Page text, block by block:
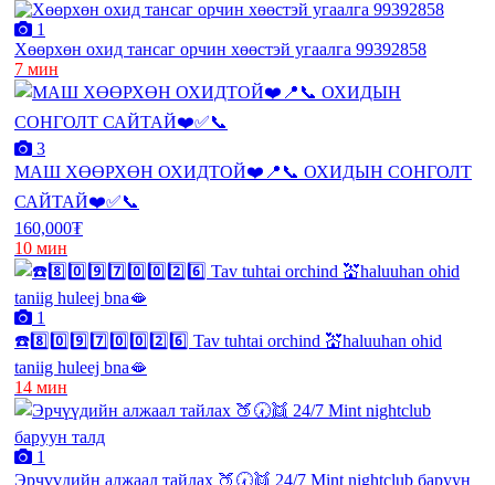
1
Хөөрхөн охид тансаг орчин хөөстэй угаалга 99392858
7 мин
3
МАШ ХӨӨРХӨН ОХИДТОЙ❤️📍📞 ОХИДЫН СОНГОЛТ
САЙТАЙ❤️✅📞
160,000₮
10 мин
1
☎️8️⃣0️⃣9️⃣7️⃣0️⃣0️⃣2️⃣6️⃣ Tav tuhtai orchind 💒haluuhan ohid
taniig huleej bna🫦
14 мин
1
Эрчүүдийн алжаал тайлах 🍑🕢👯 24/7 Mint nightclub баруун